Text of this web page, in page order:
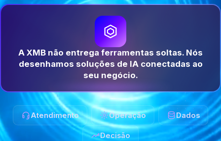
A XMB não entrega ferramentas soltas. Nós
desenhamos soluções de IA conectadas ao
seu negócio.
Atendimento Operação Dados
Decisão